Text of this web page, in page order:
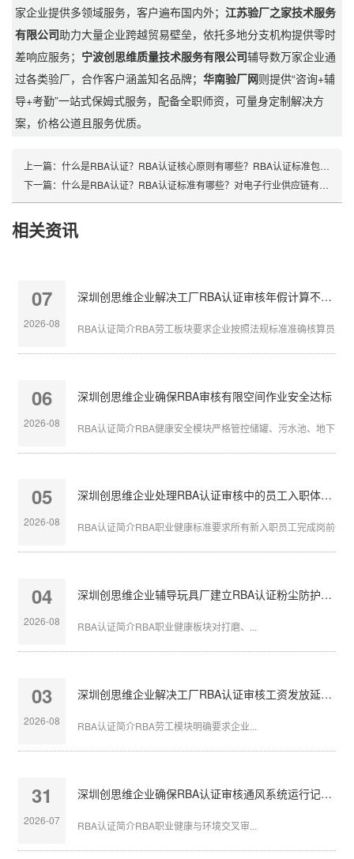
家企业提供多领域服务，客户遍布国内外；江苏验厂之家技术服务
有限公司助力大量企业跨越贸易壁垒，依托多地分支机构提供零时
差响应服务； 宁波创思维质量技术服务有限公司辅导数万家企业通
过各类验厂，合作客户涵盖知名品牌；华南验厂网则提供“咨询+辅
导+考勤”一站式保姆式服务，配备全职师资，可量身定制解决方
案，价格公道且服务优质。
上一篇： 什么是RBA认证？RBA认证核心原则有哪些？RBA认证标准包括哪些方面？
下一篇： 什么是RBA认证？RBA认证标准有哪些？对电子行业供应链有哪些影响？
相关资讯
07
2026-08
深圳创思维企业解决工厂RBA认证审核年假计算不准确
RBA认证简介RBA劳工板块要求企业按照法规标准准确核算员工
06
2026-08
深圳创思维企业确保RBA审核有限空间作业安全达标
RBA认证简介RBA健康安全模块严格管控储罐、污水池、地下管
05
2026-08
深圳创思维企业处理RBA认证审核中的员工入职体检缺失
RBA认证简介RBA职业健康标准要求所有新入职员工完成岗前体
04
2026-08
深圳创思维企业辅导玩具厂建立RBA认证粉尘防护体系
RBA认证简介RBA职业健康板块对打磨、...
03
2026-08
深圳创思维企业解决工厂RBA认证审核工资发放延迟问题
RBA认证简介RBA劳工模块明确要求企业...
31
2026-07
深圳创思维企业确保RBA认证审核通风系统运行记录完整
RBA认证简介RBA职业健康与环境交叉审...